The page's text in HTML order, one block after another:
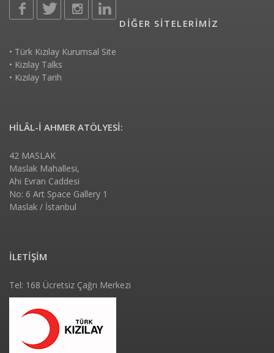
DİĞER SİTELERİMİZ
• Türk Kızılay Kurumsal Site
• Kızılay Talks
• Kızılay Tarih
HİLÂL-İ AHMER ATÖLYESİ:
42 MASLAK
Maslak Mahallesi,
Ahi Evran Caddesi
No: 6 Art Space Gallery 1
Maslak / İstanbul
İLETİŞİM
Tel: 168 Ücretsiz Çağrı Merkezi